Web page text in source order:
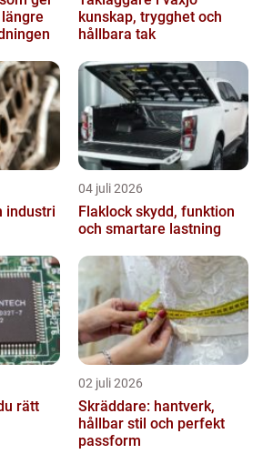
kunskap, trygghet och
hållbara tak
industri
04 juli 2026
Flaklock skydd, funktion
och smartare lastning
02 juli 2026
Skräddare: hantverk,
hållbar stil och perfekt
passform